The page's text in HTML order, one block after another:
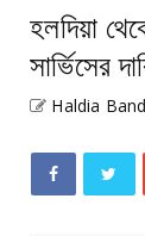
হলদিয়া
সার্ভিসের
Haldia